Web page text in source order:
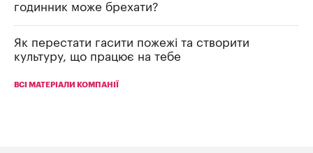
годинник може брехати?
Як перестати гасити пожежі та створити
культуру, що працює на тебе
ВСІ МАТЕРІАЛИ КОМПАНІЇ